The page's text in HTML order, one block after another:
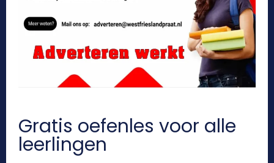
Gratis oefenles voor alle
leerlingen